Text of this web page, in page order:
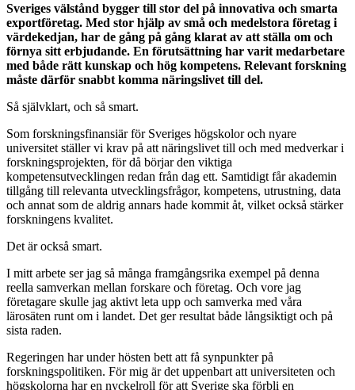
Sveriges välstånd bygger till stor del på innovativa och smarta
exportföretag. Med stor hjälp av små och medelstora företag i
värdekedjan, har de gång på gång klarat av att ställa om och
förnya sitt erbjudande. En förutsättning har varit medarbetare
med både rätt kunskap och hög kompetens. Relevant forskning
måste därför snabbt komma näringslivet till del.
Så självklart, och så smart.
Som forskningsfinansiär för Sveriges högskolor och nyare
universitet ställer vi krav på att näringslivet till och med medverkar i
forskningsprojekten, för då börjar den viktiga
kompetensutvecklingen redan från dag ett. Samtidigt får akademin
tillgång till relevanta utvecklingsfrågor, kompetens, utrustning, data
och annat som de aldrig annars hade kommit åt, vilket också stärker
forskningens kvalitet.
Det är också smart.
I mitt arbete ser jag så många framgångsrika exempel på denna
reella samverkan mellan forskare och företag. Och vore jag
företagare skulle jag aktivt leta upp och samverka med våra
lärosäten runt om i landet. Det ger resultat både långsiktigt och på
sista raden.
Regeringen har under hösten bett att få synpunkter på
forskningspolitiken. För mig är det uppenbart att universiteten och
högskolorna har en nyckelroll för att Sverige ska förbli en